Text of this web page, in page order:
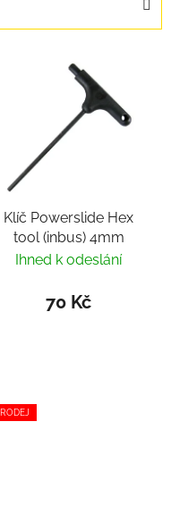
Klíč Powerslide Hex
tool (inbus) 4mm
Ihned k odeslání
70 Kč